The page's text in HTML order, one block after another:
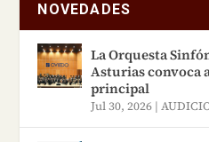
NOVEDADES
La Orquesta
Asturias convoca
principal
Jul 30, 2026 |